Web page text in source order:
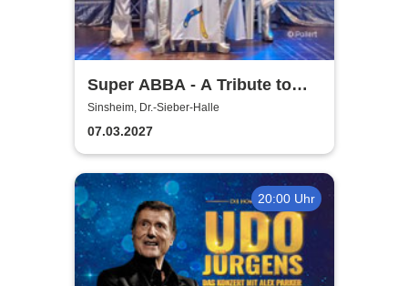
Super ABBA - A Tribute to
ABBA
Sinsheim, Dr.-Sieber-Halle
07.03.2027
20:00 Uhr